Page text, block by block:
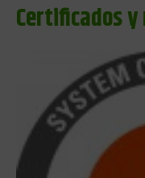
Certificados